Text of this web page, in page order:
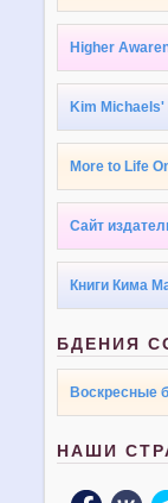
Higher
Kim Michaels'
More to Life
Сайт
Книги Кима
БДЕНИЯ
Воскресные
НАШИ